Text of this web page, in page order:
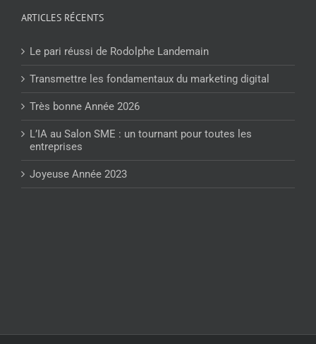
ARTICLES RÉCENTS
Le pari réussi de Rodolphe Landemain
Transmettre les fondamentaux du marketing digital
Très bonne Année 2026
L’IA au Salon SME : un tournant pour toutes les
entreprises
Joyeuse Année 2023